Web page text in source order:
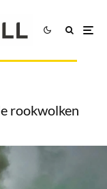
rookwolken